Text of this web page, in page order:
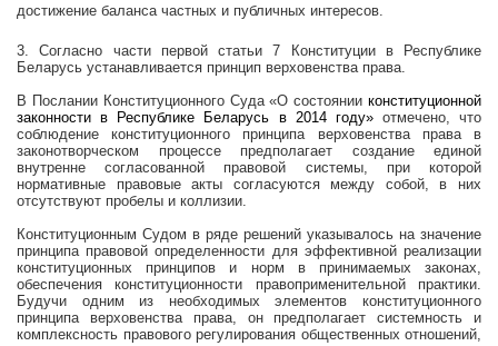
достижение баланса частных и публичных интересов.
3. Согласно части первой статьи 7 Конституции в Республике
Беларусь устанавливается принцип верховенства права.
В Послании Конституционного Суда «О состоянии конституционной
законности в Республике Беларусь в 2014 году»отмечено, что
соблюдение конституционного принципа верховенства права в
законотворческом процессе предполагает создание единой
внутренне согласованной правовой системы, при которой
нормативные правовые акты согласуются между собой, в них
отсутствуют пробелы и коллизии.
Конституционным Судом в ряде решений указывалось на значение
принципа правовой определенности для эффективной реализации
конституционных принципов и норм в принимаемых законах,
обеспечения конституционности правоприменительной практики.
Будучи одним из необходимых элементов конституционного
принципа верховенства права, он предполагает системность и
комплексность правового регулирования общественных отношений,